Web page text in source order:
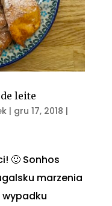
leite
| gru 17, 2018 |
🙂 Sonhos
marzenia
wypadku